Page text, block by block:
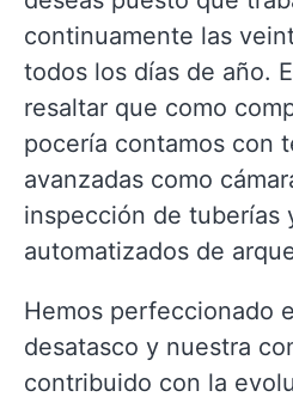
continuamente las
todos los días de año.
resaltar que como
pocería contamos con
avanzadas como
inspección de tuberías
automatizados de
Hemos perfeccionado
desatasco y nuestra
contribuido con la